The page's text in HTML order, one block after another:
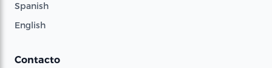
Spanish
English
Contacto